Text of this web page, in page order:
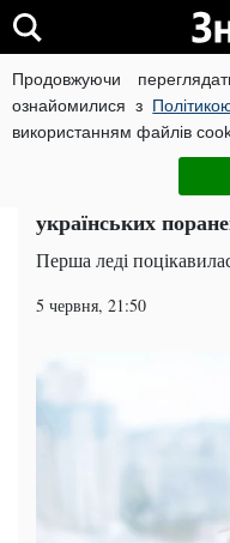
Продовжуючи
ознайомилися з
використанням файлів
ВІЙНА РОСІЇ
Політика
Олена Зеленська
українських
Перша леді
5 червня, 21:50